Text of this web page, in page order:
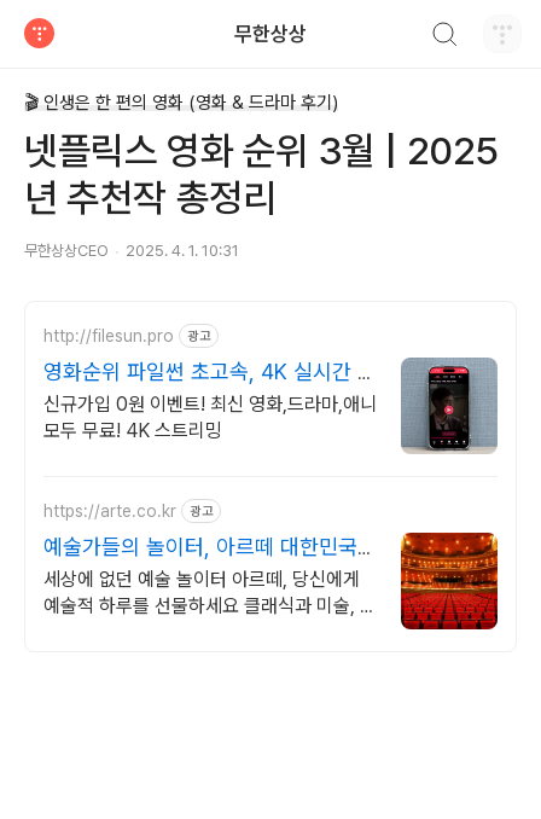
무한상상
🎬 인생은 한 편의 영화 (영화 & 드라마 후기)
넷플릭스 영화 순위 3월 | 2025
년 추천작 총정리
무한상상CEO 2025. 4. 1. 10:31
http://filesun.pro 광고
영화순위 파일썬 초고속, 4K 실시간 보
기!
신규가입 0원 이벤트! 최신 영화,드라마,애니
모두 무료! 4K 스트리밍
https://arte.co.kr 광고
예술가들의 놀이터, 아르떼 대한민국
문화예술 플랫폼
세상에 없던 예술 놀이터 아르떼, 당신에게
예술적 하루를 선물하세요 클래식과 미술, 연